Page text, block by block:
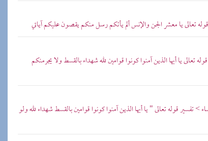
تعالى يا معشر الجن والإنس ألم يأتكم رسل منكم يقصون عليكم آياتي
تعالى يا أيها الذين آمنوا كونوا قوامين لله شهداء بالقسط ولا يجرمنكم
> تفسير قوله تعالى " يا أيها الذين آمنوا كونوا قوامين بالقسط شهداء لله ولو